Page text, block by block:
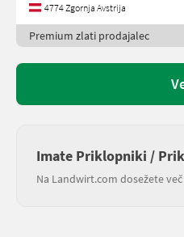
4774 Zgornja Avstrija
Premium zlati prodajalec
Imate Priklopniki /
Na Landwirt.com dosežete